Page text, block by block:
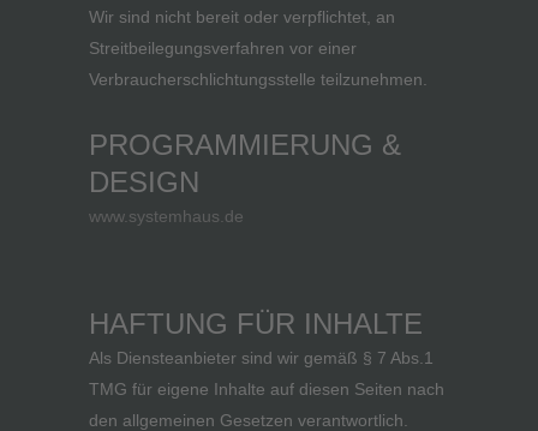
Wir sind nicht bereit oder verpflichtet, an
Streitbeilegungsverfahren vor einer
Verbraucherschlichtungsstelle teilzunehmen.
PROGRAMMIERUNG &
DESIGN
www.systemhaus.de
HAFTUNG FÜR INHALTE
Als Diensteanbieter sind wir gemäß § 7 Abs.1
TMG für eigene Inhalte auf diesen Seiten nach
den allgemeinen Gesetzen verantwortlich.